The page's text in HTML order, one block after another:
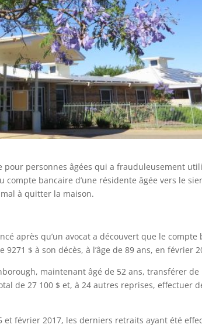
pour personnes âgées qui a frauduleusement
bancaire d’une résidente âgée vers le
à quitter la maison.
après qu’un avocat a découvert que le compte
$ à son décès, à l’âge de 89 ans, en février
maintenant âgé de 52 ans, transférer de
de 27 100 $ et, à 24 autres reprises, effectuer
février 2017, les derniers retraits ayant été